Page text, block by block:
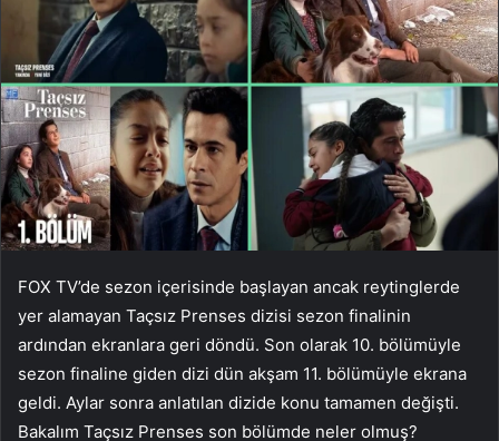
FOX TV’de sezon içerisinde başlayan ancak reytinglerde
yer alamayan Taçsız Prenses dizisi sezon finalinin
ardından ekranlara geri döndü. Son olarak 10. bölümüyle
sezon finaline giden dizi dün akşam 11. bölümüyle ekrana
geldi. Aylar sonra anlatılan dizide konu tamamen değişti.
Bakalım Taçsız Prenses son bölümde neler olmuş?